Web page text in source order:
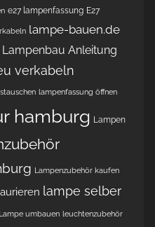
e27 lampenfassung E27
lampe-bauen.de
Lampenbau Anleitung
verkabeln
lampenfassung öffnen
hamburg Lampen
Lampenzubehör kaufen
lampe selber
Lampe umbauen leuchtenzubehör